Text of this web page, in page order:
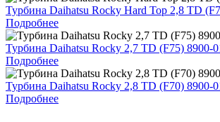
Турбина Daihatsu Rocky Hard Top 2,8 TD
Подробнее
Турбина Daihatsu Rocky 2,7 TD (F75) 8900-
Подробнее
Турбина Daihatsu Rocky 2,8 TD (F70) 8900-
Подробнее